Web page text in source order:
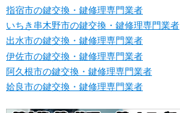
指宿市の鍵交換・鍵修理専門業者
いちき串木野市の鍵交換・鍵修理専門業者
出水市の鍵交換・鍵修理専門業者
伊佐市の鍵交換・鍵修理専門業者
阿久根市の鍵交換・鍵修理専門業者
姶良市の鍵交換・鍵修理専門業者